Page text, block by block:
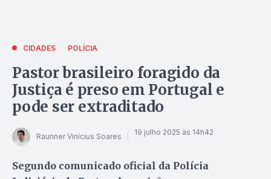
CIDADES POLÍCIA
Pastor brasileiro foragido da
Justiça é preso em Portugal e
pode ser extraditado
Raunner Vinícius Soares 19 julho 2025 às 14h42
Segundo comunicado oficial da Polícia